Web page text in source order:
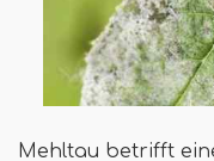
Mehltau betrifft